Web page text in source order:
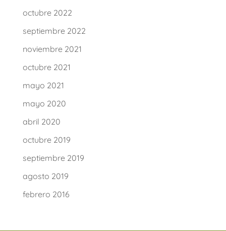
octubre 2022
septiembre 2022
noviembre 2021
octubre 2021
mayo 2021
mayo 2020
abril 2020
octubre 2019
septiembre 2019
agosto 2019
febrero 2016